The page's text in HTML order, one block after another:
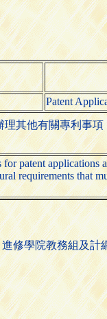
Patent
其他有關專利事
patent applications
requirements that
修學院教務組及計